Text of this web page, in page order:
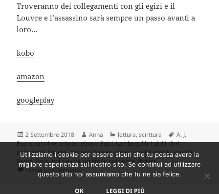
Troveranno dei collegamenti con gli egizi e il
Louvre e l’assassino sarà sempre un passo avanti a
loro…
kobo
amazon
googleplay
Scritto
il
2 Settembre 2018 Autore
Anna Categorie
lettura,scrittura Tag
A. J.
Evans,crimine,crimini,ebook,Egizi,Lambert,libri gialli,libri
polizieschi,Louvre,mistero,museo Louvre,novità ebook,omicidi,
Parigi, Paris, polizieschi,scrittura suspense, thriller
Lascia un commentosu La vendetta: un nuovo caso per il commissario
Utilizziamo i cookie per essere sicuri che tu possa avere la
migliore esperienza sul nostro sito. Se continui ad utilizzare
questo sito noi assumiamo che tu ne sia felice.
OK LEGGI DI PIÙ